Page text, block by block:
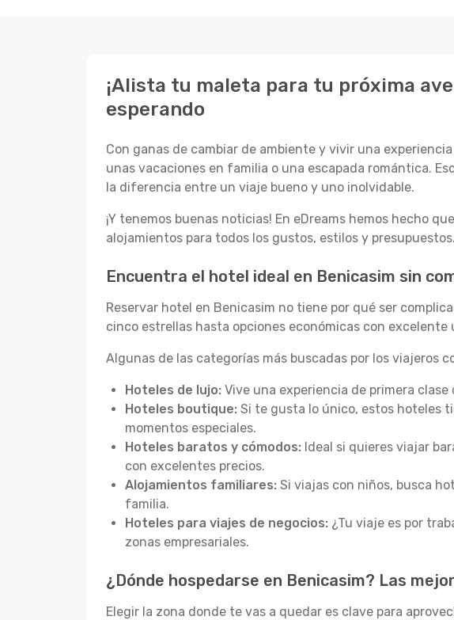
¡Alista tu maleta para tu próxima
esperando
Con ganas de cambiar de ambiente y vivir una
unas vacaciones en familia o una escapada romántica.
la diferencia entre un viaje bueno y uno inolvidable.
¡Y tenemos buenas noticias! En eDreams hemos hecho
alojamientos para todos los gustos, estilos y presupuestos.
Encuentra el hotel ideal en Benicasim sin
Reservar hotel en Benicasim no tiene por qué ser
cinco estrellas hasta opciones económicas con excelente
Algunas de las categorías más buscadas por los viajeros
Hoteles de lujo: Vive una experiencia de primera
Hoteles boutique: Si te gusta lo único, estos hoteles
momentos especiales.
Hoteles baratos y cómodos: Ideal si quieres viajar
con excelentes precios.
Alojamientos familiares: Si viajas con niños, busca
familia.
Hoteles para viajes de negocios: ¿Tu viaje es por
zonas empresariales.
¿Dónde hospedarse en Benicasim? Las
Elegir la zona donde te vas a quedar es clave para